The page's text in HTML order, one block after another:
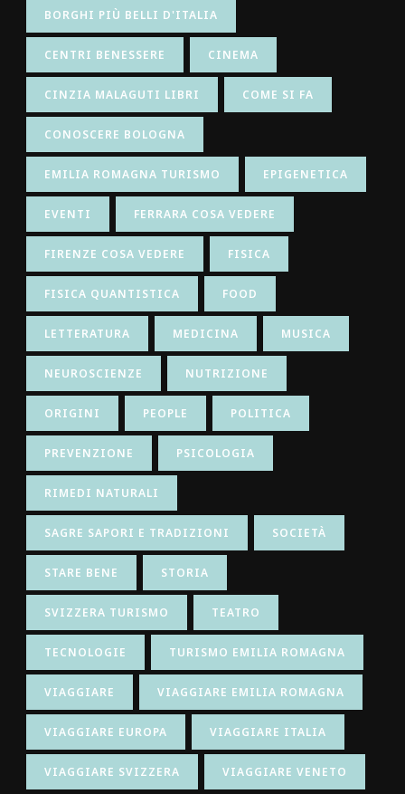
BORGHI PIÙ BELLI D'ITALIA
CENTRI BENESSERE CINEMA
CINZIA MALAGUTI LIBRI COME SI FA
CONOSCERE BOLOGNA
EMILIA ROMAGNA TURISMO EPIGENETICA
EVENTI FERRARA COSA VEDERE
FIRENZE COSA VEDERE FISICA
FISICA QUANTISTICA FOOD
LETTERATURA MEDICINA MUSICA
NEUROSCIENZE NUTRIZIONE
ORIGINI PEOPLE POLITICA
PREVENZIONE PSICOLOGIA
RIMEDI NATURALI
SAGRE SAPORI E TRADIZIONI SOCIETÀ
STARE BENE STORIA
SVIZZERA TURISMO TEATRO
TECNOLOGIE TURISMO EMILIA ROMAGNA
VIAGGIARE VIAGGIARE EMILIA ROMAGNA
VIAGGIARE EUROPA VIAGGIARE ITALIA
VIAGGIARE SVIZZERA VIAGGIARE VENETO